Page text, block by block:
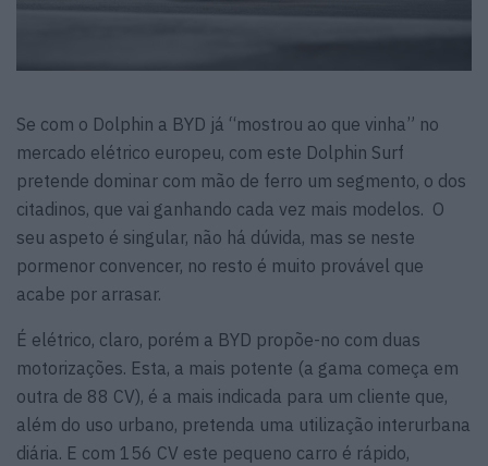
Se com o Dolphin a BYD já “mostrou ao que vinha” no
mercado elétrico europeu, com este Dolphin Surf
pretende dominar com mão de ferro um segmento, o dos
citadinos, que vai ganhando cada vez mais modelos. O
seu aspeto é singular, não há dúvida, mas se neste
pormenor convencer, no resto é muito provável que
acabe por arrasar.
É elétrico, claro, porém a BYD propõe-no com duas
motorizações. Esta, a mais potente (a gama começa em
outra de 88 CV), é a mais indicada para um cliente que,
além do uso urbano, pretenda uma utilização interurbana
diária. E com 156 CV este pequeno carro é rápido,